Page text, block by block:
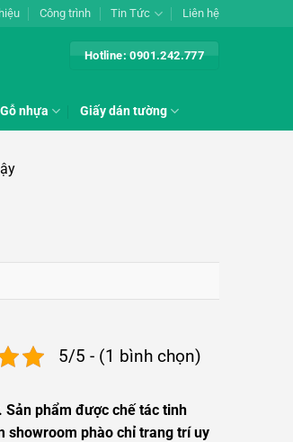
Công trình Tin Tức Liên hệ
Hotline: 0901.242.777
Gỗ nhựa Giấy dán tường
5/5 - (1 bình chọn)
phẩm được chế tác tinh
showroom phào chỉ trang trí uy